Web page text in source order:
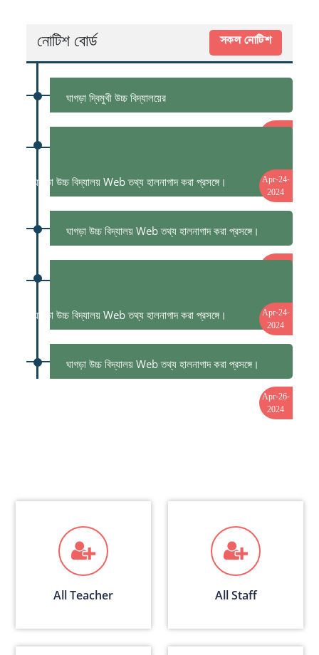
নোটিশ বোর্ড সকল নোটিশ
ঘাগড়া দ্বিমুখী উচ্চ বিদ্যালয়ের
ঘাগড়া উচ্চ বিদ্যালয় Web তথ্য হালনাগাদ করা প্রসঙ্গে।
Apr-24-
2024
ঘাগড়া উচ্চ বিদ্যালয় Web তথ্য হালনাগাদ করা প্রসঙ্গে।
ঘাগড়া উচ্চ বিদ্যালয় Web তথ্য হালনাগাদ করা প্রসঙ্গে।
Apr-24-
2024
ঘাগড়া উচ্চ বিদ্যালয় Web তথ্য হালনাগাদ করা প্রসঙ্গে।
Apr-26-
2024
All Teacher All Staff